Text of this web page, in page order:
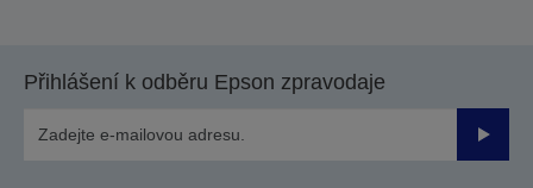
Přihlášení k odběru Epson zpravodaje